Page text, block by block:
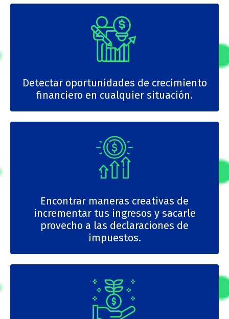
Detectar oportunidades de crecimiento
financiero en cualquier situación.
Encontrar maneras creativas de
incrementar tus ingresos y sacarle
provecho a las declaraciones de
impuestos.